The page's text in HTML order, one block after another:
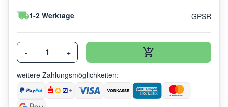
1-2 Werktage GPSR
- +
weitere Zahlungsmöglichkeiten: